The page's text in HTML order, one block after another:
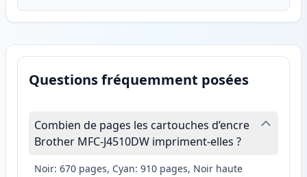
Questions fréquemment posées
Combien de pages les cartouches d’encre
Brother MFC-J4510DW impriment-elles ?
Noir: 670 pages, Cyan: 910 pages, Noir haute